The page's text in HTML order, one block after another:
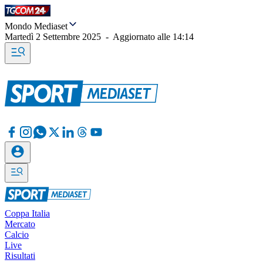
Mondo Mediaset
Martedì 2 Settembre 2025 - Aggiornato alle 14:14
Coppa Italia
Mercato
Calcio
Live
Risultati